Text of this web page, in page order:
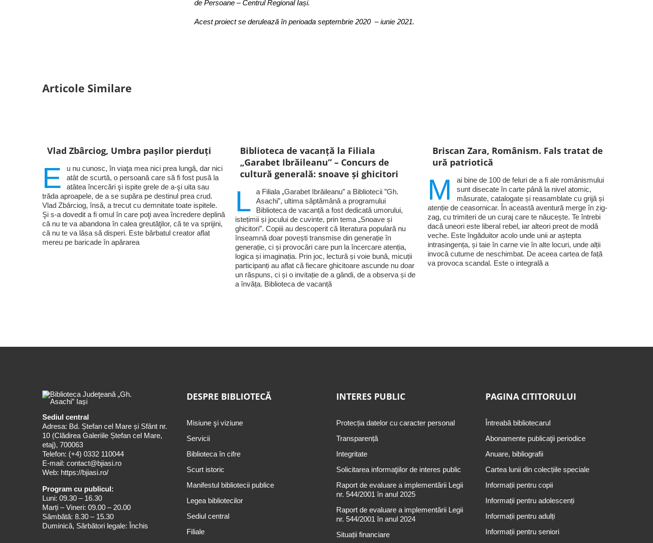
de Persoane – Centrul Regional Iași.
Acest proiect se deruleazăîn perioada septembrie 2020 – iunie 2021.
Articole Similare
Vlad Zbârciog, Umbra pașilor pierduți
E
u nu cunosc, în viaţa mea nici prea lungă, dar nici
atât de scurtă, o persoană care să fi fost pusă la
atâtea încercări şi ispite grele de a-şi uita sau
trăda aproapele, de a se supăra pe destinul prea crud.
Vlad Zbârciog, însă, a trecut cu demnitate toate ispitele.
Şi s-a dovedit a fi omul în care poţi avea încredere deplină
că nu te va abandona în calea greutăţilor, că te va sprijini,
că nu te va lăsa să disperi. Este bărbatul creator aflat
mereu pe baricade în apărarea
Biblioteca de vacanță la Filiala
„Garabet Ibrăileanu” – Concurs de
cultură generală: snoave și ghicitori
L
a Filiala „Garabet Ibrăileanu” a Bibliotecii ”Gh.
Asachi”, ultima săptămână a programului
Biblioteca de vacanță a fost dedicată umorului,
istețimii și jocului de cuvinte, prin tema „Snoave și
ghicitori”. Copiii au descoperit că literatura populară nu
înseamnă doar povești transmise din generație în
generație, ci și provocări care pun la încercare atenția,
logica și imaginația. Prin joc, lectură și voie bună, micuții
participanți au aflat că fiecare ghicitoare ascunde nu doar
un răspuns, ci și o invitație de a gândi, de a observa și de
a învăța. Biblioteca de vacanță
Briscan Zara, Românism. Fals tratat de
ură patriotică
M
ai bine de 100 de feluri de a fi ale românismului
sunt disecate în carte până la nivel atomic,
măsurate, catalogate și reasamblate cu grijă și
atenție de ceasornicar. În această aventură merge în zig-
zag, cu trimiteri de un curaj care te năucește. Te întrebi
dacă uneori este liberal rebel, iar alteori preot de modă
veche. Este îngăduitor acolo unde unii ar aștepta
intrasingența, și taie în carne vie în alte locuri, unde alții
invocă cutume de neschimbat. De aceea cartea de față
va provoca scandal. Este o integrală a
Sediul central
Adresa: Bd. Ștefan cel Mare și Sfânt nr.
10 (Clădirea Galeriile Ștefan cel Mare,
etaj), 700063
Telefon: (+4) 0332 110044
E-mail: contact@bjiasi.ro
Web: https://bjiasi.ro/
Program cu publicul:
Luni: 09.30 – 16.30
Marți – Vineri: 09.00 – 20.00
Sâmbătă: 8.30 – 15.30
Duminică, Sărbători legale: Închis
DESPRE BIBLIOTECĂ
Misiune şi viziune
Servicii
Biblioteca în cifre
Scurt istoric
Manifestul bibliotecii publice
Legea bibliotecilor
Sediul central
Filiale
INTERES PUBLIC
Protecția datelor cu caracter personal
Transparență
Integritate
Solicitarea informaţiilor de interes public
Raport de evaluare a implementării Legii
nr. 544/2001 în anul 2025
Raport de evaluare a implementării Legii
nr. 544/2001 în anul 2024
Situații financiare
PAGINA CITITORULUI
Întreabă bibliotecarul
Abonamente publicaţii periodice
Anuare, bibliografii
Cartea lunii din colecțiile speciale
Informații pentru copii
Informații pentru adolescenți
Informații pentru adulți
Informații pentru seniori